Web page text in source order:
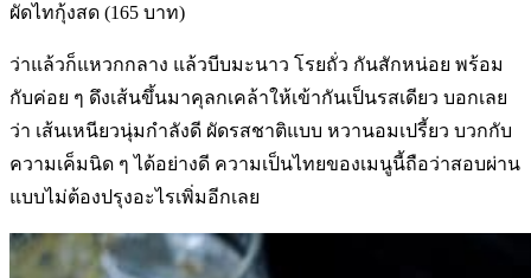
ผัดไทกุ้งสด (165 บาท)
ว่าแล้วก็แหวกกลาง แล้วบีบมะนาว โรยถั่ว กันสักหน่อย พร้อม
กับค่อย ๆ ดึงเส้นขึ้นมาคุลกเคล้าให้เข้ากันเป็นรสเดียว บอกเลย
ว่า เส้นเหนียวนุ่มกำลังดี ผัดรสชาติแบบ หวานอมเปรี้ยว บวกกับ
ความเค็มนิด ๆ ได้อย่างดี ความเป็นไทยของเมนูนี้ถือว่าสอบผ่าน
แบบไม่ต้องปรุงอะไรเพิ่มอีกเลย